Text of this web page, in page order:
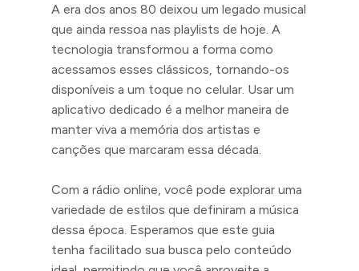
A era dos anos 80 deixou um legado musical
que ainda ressoa nas playlists de hoje. A
tecnologia transformou a forma como
acessamos esses clássicos, tornando-os
disponíveis a um toque no celular. Usar um
aplicativo dedicado é a melhor maneira de
manter viva a memória dos artistas e
canções que marcaram essa década.
Com a rádio online, você pode explorar uma
variedade de estilos que definiram a música
dessa época. Esperamos que este guia
tenha facilitado sua busca pelo conteúdo